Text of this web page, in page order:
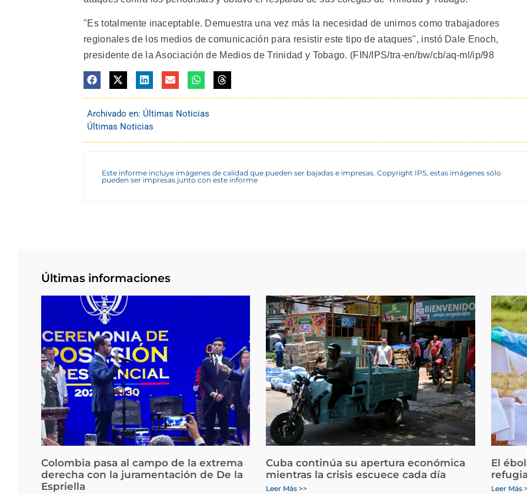
"Es totalmente inaceptable. Demuestra una vez más la necesidad de unirnos como trabajadores
regionales de los medios de comunicación para resistir este tipo de ataques", instó Dale Enoch,
presidente de la Asociación de Medios de Trinidad y Tobago. (FIN/IPS/tra-en/bw/cb/aq-ml/ip/98
Archivado en: Últimas Noticias
Últimas Noticias
Este informe incluye imágenes de calidad que pueden ser bajadas e impresas. Copyright IPS, estas imágenes sólo
pueden ser impresas junto con este informe
Últimas informaciones
Colombia pasa al campo de la extrema
derecha con la juramentación de De la
Espriella
Cuba continúa su apertura económica
mientras la crisis escuece cada día
Leer Más >>
El
Leer Más